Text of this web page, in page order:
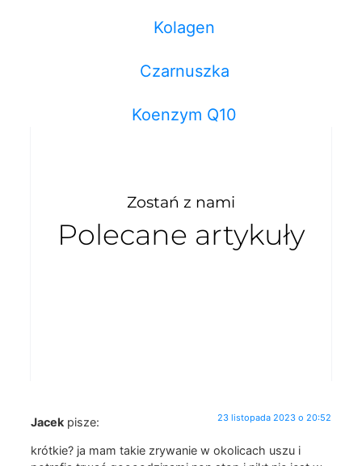
Kolagen
Czarnuszka
Koenzym Q10
Zostań z nami
Polecane artykuły
Jacek pisze: 23 listopada 2023 o 20:52
krótkie? ja mam takie zrywanie w okolicach uszu i